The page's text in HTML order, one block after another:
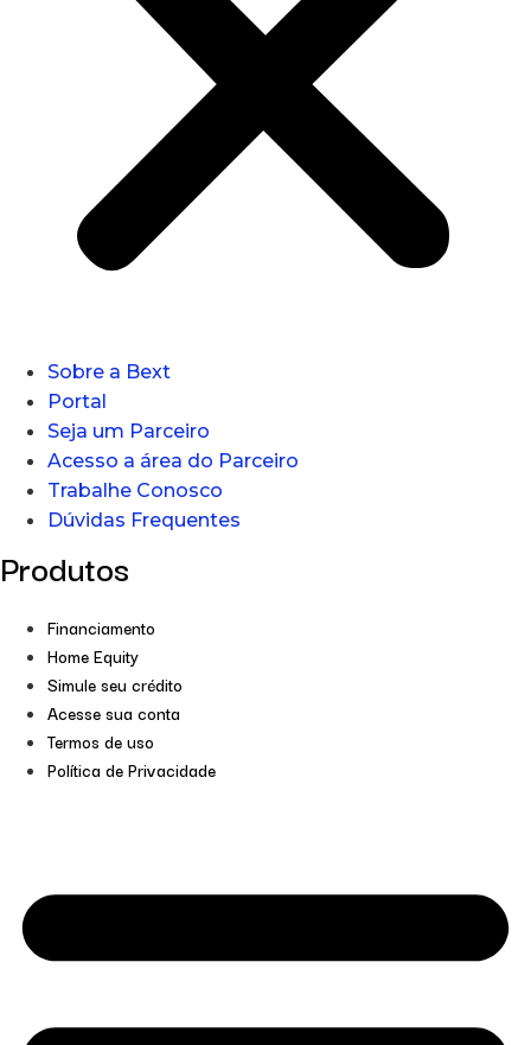
Sobre a Bext
Portal
Seja um Parceiro
Acesso a área do Parceiro
Trabalhe Conosco
Dúvidas Frequentes
Produtos
Financiamento
Home Equity
Simule seu crédito
Acesse sua conta
Termos de uso
Política de Privacidade